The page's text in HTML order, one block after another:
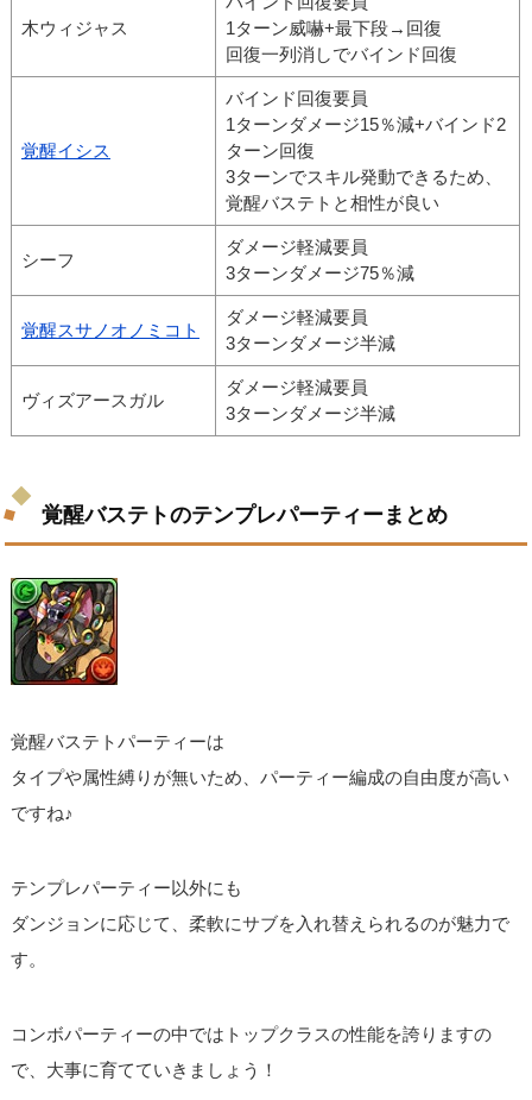
木ウィジャス
1ターン威嚇+最下段→回復
回復一列消しでバインド回復
覚醒イシス
バインド回復要員
1ターンダメージ15％減+バインド2
ターン回復
3ターンでスキル発動できるため、
覚醒バステトと相性が良い
シーフ
ダメージ軽減要員
3ターンダメージ75％減
覚醒スサノオノミコト
ダメージ軽減要員
3ターンダメージ半減
ヴィズアースガル
ダメージ軽減要員
3ターンダメージ半減
覚醒バステトのテンプレパーティーまとめ
覚醒バステトパーティーは
タイプや属性縛りが無いため、パーティー編成の自由度が高い
ですね♪
テンプレパーティー以外にも
ダンジョンに応じて、柔軟にサブを入れ替えられるのが魅力で
す。
コンボパーティーの中ではトップクラスの性能を誇りますの
で、大事に育てていきましょう！